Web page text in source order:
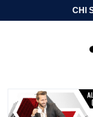
CHI